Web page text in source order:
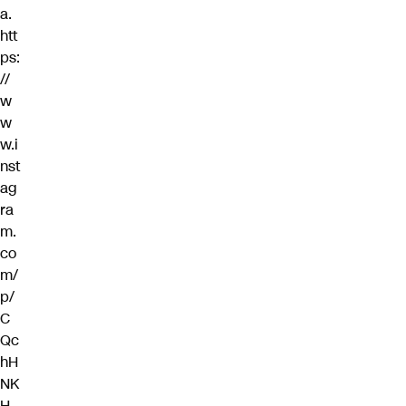
a.
htt
ps:
//
w
w
w.i
nst
ag
ra
m.
co
m/
p/
C
Qc
hH
NK